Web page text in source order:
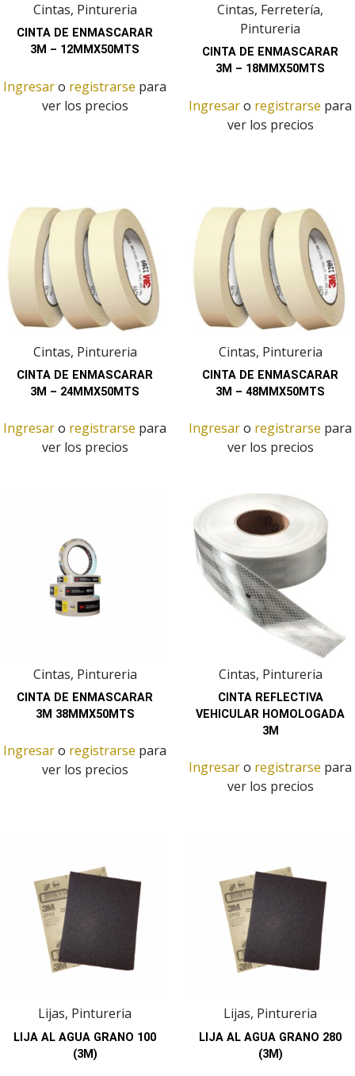
Cintas, Pintureria
CINTA DE ENMASCARAR
3M – 12MMX50MTS
Ingresaro registrarse para
ver los precios
Cintas, Ferretería,
Pintureria
CINTA DE ENMASCARAR
3M – 18MMX50MTS
Ingresaro registrarse para
ver los precios
Cintas, Pintureria
CINTA DE ENMASCARAR
3M – 24MMX50MTS
Ingresaro registrarse para
ver los precios
Cintas, Pintureria
CINTA DE ENMASCARAR
3M – 48MMX50MTS
Ingresaro registrarse para
ver los precios
Cintas, Pintureria
CINTA DE ENMASCARAR
3M 38MMX50MTS
Ingresaro registrarse para
ver los precios
Cintas, Pintureria
CINTA REFLECTIVA
VEHICULAR HOMOLOGADA
3M
Ingresaro registrarse para
ver los precios
Lijas, Pintureria
LIJA AL AGUA GRANO 100
(3M)
Lijas, Pintureria
LIJA AL AGUA GRANO 280
(3M)